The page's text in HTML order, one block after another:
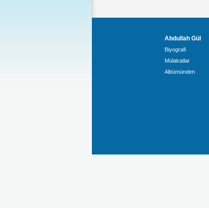
Abdullah Gül
Biyografi
Mülakatlar
Albümünden